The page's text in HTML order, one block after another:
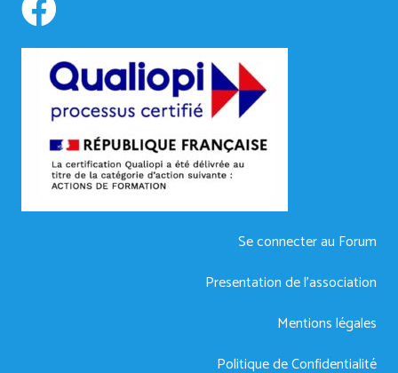
Se connecter au Forum
Presentation de l’association
Mentions légales
Politique de Confidentialité